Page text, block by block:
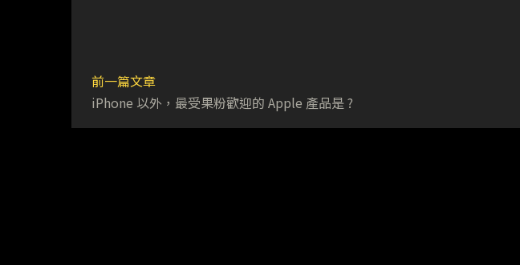
前一篇文章
iPhone 以外，最受果粉歡迎的 Apple 產品是 ?